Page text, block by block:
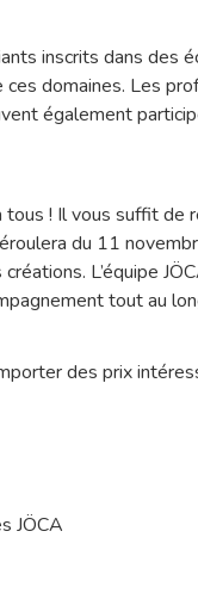
inscrits dans des
domaines. Les
également
! Il vous suffit de
du 11
L’équipe
tout au
des prix
JÖCA